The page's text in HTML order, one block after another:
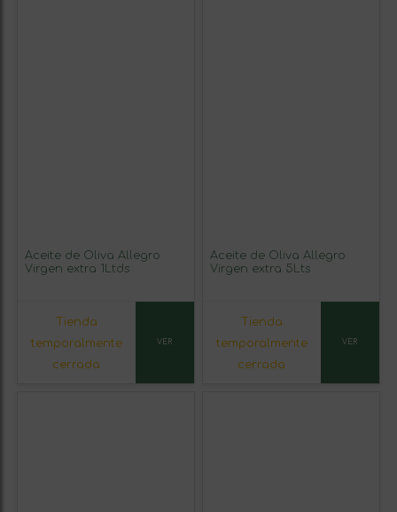
Aceite de Oliva Allegro
Virgen extra 1Ltds
Tienda
temporalmente
cerrada
VER
Aceite de Oliva Allegro
Virgen extra 5Lts
Tienda
temporalmente
cerrada
VER